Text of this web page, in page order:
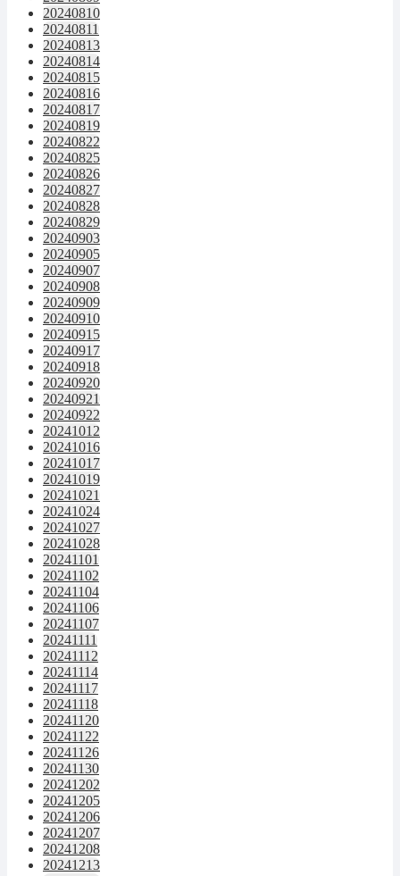
20240810
20240811
20240813
20240814
20240815
20240816
20240817
20240819
20240822
20240825
20240826
20240827
20240828
20240829
20240903
20240905
20240907
20240908
20240909
20240910
20240915
20240917
20240918
20240920
20240921
20240922
20241012
20241016
20241017
20241019
20241021
20241024
20241027
20241028
20241101
20241102
20241104
20241106
20241107
20241111
20241112
20241114
20241117
20241118
20241120
20241122
20241126
20241130
20241202
20241205
20241206
20241207
20241208
20241213